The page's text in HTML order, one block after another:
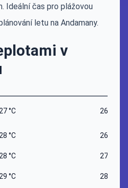
Ideální čas pro plážovou
letu na Andamany.
v
27 °C 26 °C
28 °C 26 °C
28 °C 27 °C
29 °C 28 °C